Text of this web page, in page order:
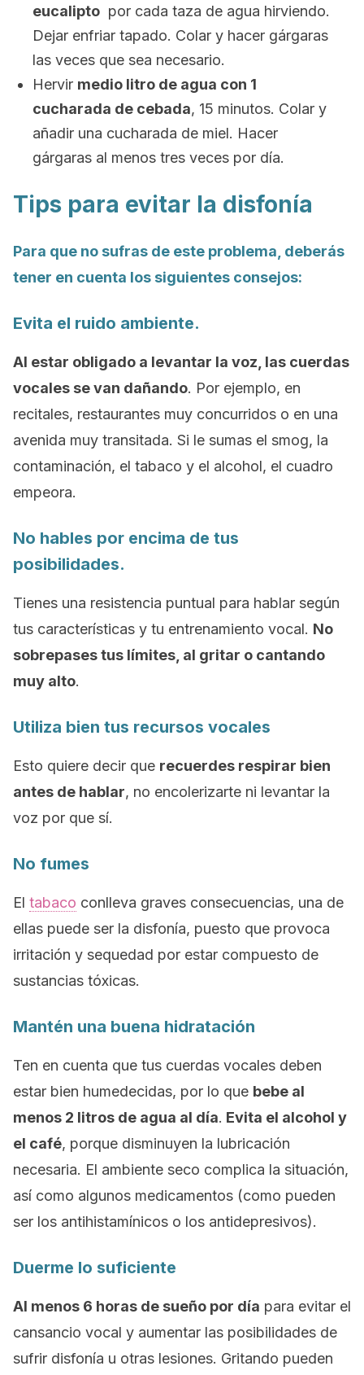
eucalipto por cada taza de agua hirviendo.
Dejar enfriar tapado. Colar y hacer gárgaras
las veces que sea necesario.
Hervir medio litro de agua con 1
cucharada de cebada, 15 minutos. Colar y
añadir una cucharada de miel. Hacer
gárgaras al menos tres veces por día.
Tips para evitar la disfonía
Para que no sufras de este problema, deberás
tener en cuenta los siguientes consejos:
Evita el ruido ambiente.
Al estar obligado a levantar la voz, las cuerdas
vocales se van dañando. Por ejemplo, en
recitales, restaurantes muy concurridos o en una
avenida muy transitada. Si le sumas el smog, la
contaminación, el tabaco y el alcohol, el cuadro
empeora.
No hables por encima de tus
posibilidades.
Tienes una resistencia puntual para hablar según
tus características y tu entrenamiento vocal. No
sobrepases tus límites, al gritar o cantando
muy alto.
Utiliza bien tus recursos vocales
Esto quiere decir que recuerdes respirar bien
antes de hablar, no encolerizarte ni levantar la
voz por que sí.
No fumes
El tabaco conlleva graves consecuencias, una de
ellas puede ser la disfonía, puesto que provoca
irritación y sequedad por estar compuesto de
sustancias tóxicas.
Mantén una buena hidratación
Ten en cuenta que tus cuerdas vocales deben
estar bien humedecidas, por lo que bebe al
menos 2 litros de agua al día. Evita el alcohol y
el café, porque disminuyen la lubricación
necesaria. El ambiente seco complica la situación,
así como algunos medicamentos (como pueden
ser los antihistamínicos o los antidepresivos).
Duerme lo suficiente
Al menos 6 horas de sueño por día para evitar el
cansancio vocal y aumentar las posibilidades de
sufrir disfonía u otras lesiones. Gritando pueden